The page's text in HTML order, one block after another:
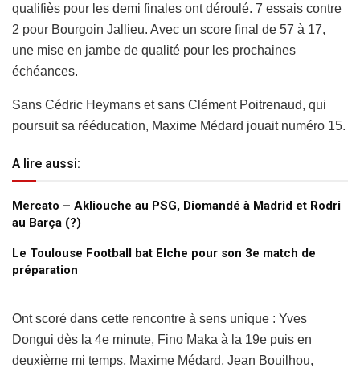
qualifiès pour les demi finales ont déroulé. 7 essais contre
2 pour Bourgoin Jallieu. Avec un score final de 57 à 17,
une mise en jambe de qualité pour les prochaines
échéances.
Sans Cédric Heymans et sans Clément Poitrenaud, qui
poursuit sa rééducation, Maxime Médard jouait numéro 15.
A lire aussi:
Mercato – Akliouche au PSG, Diomandé à Madrid et Rodri
au Barça (?)
Le Toulouse Football bat Elche pour son 3e match de
préparation
Ont scoré dans cette rencontre à sens unique : Yves
Dongui dès la 4e minute, Fino Maka à la 19e puis en
deuxième mi temps, Maxime Médard, Jean Bouilhou,